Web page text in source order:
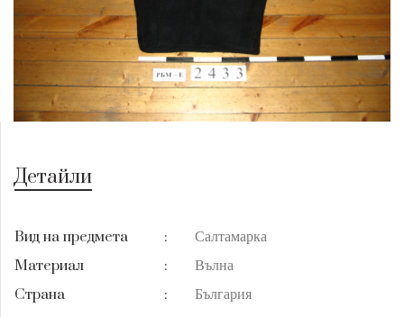
Детайли
Вид на предмета :
Салтамарка
Материал
:
Вълна
Страна
: България